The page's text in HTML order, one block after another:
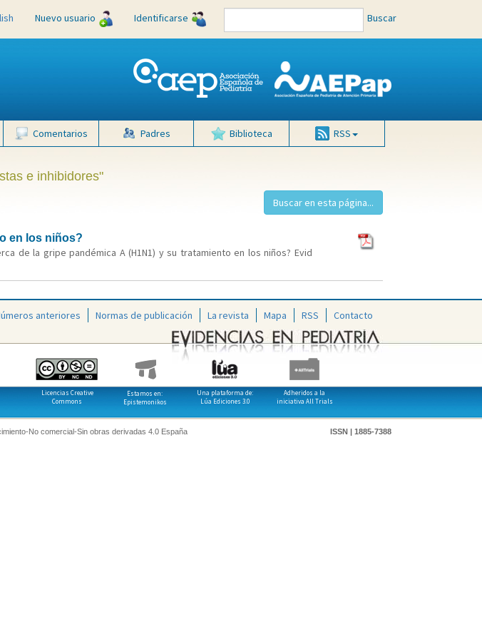
Nuevo usuario Identificarse Buscar
Comentarios Padres Biblioteca RSS
e inhibidores"
en los niños?
de la gripe pandémica A (H1N1) y su tratamiento en los niños? Evid
anteriores Normas de publicación La revista Mapa RSS Contacto
Licencias Creative
Commons
Estamos en:
Epistemonikos
Una plataforma de:
Lúa Ediciones 3.0
Adheridos a la
iniciativa All Trials
No comercial-Sin obras derivadas 4.0 España ISSN | 1885-7388